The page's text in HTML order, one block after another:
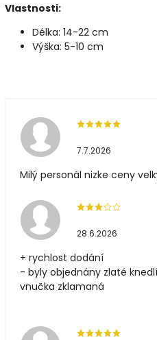
Vlastnosti:
Délka: 14-22 cm
Výška: 5-10 cm
7.7.2026
Milý personál nizke ceny
28.6.2026
+ rychlost dodání
- byly objednány zlaté
vnučka zklamaná